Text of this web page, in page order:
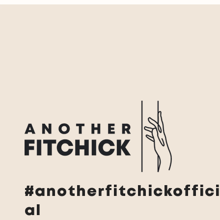
#anotherfitchickoffici
al